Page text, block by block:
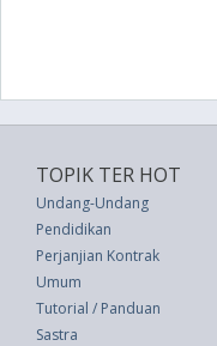
TOPIK TER HOT
Undang-Undang
Pendidikan
Perjanjian Kontrak
Umum
Tutorial / Panduan
Sastra